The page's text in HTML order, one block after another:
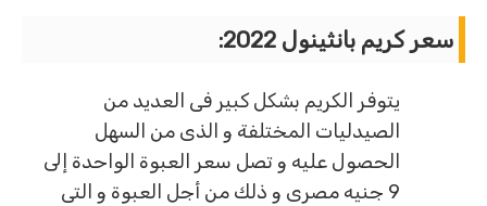
سعر كريم بانثينول 2022:
يتوفر الكريم بشكل كبير فى العديد من
الصيدليات المختلفة و الذى من السهل
الحصول عليه و تصل سعر العبوة الواحدة إلى
9 جنيه مصرى و ذلك من أجل العبوة و التى